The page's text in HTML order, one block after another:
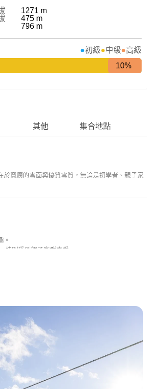
1271 m
475 m
796 m
初級 中級
高級
10%
攻略
其他 集合地點
寬廣的雪面與優質雪質，無論是初學者、親子家
。
特別受到親子客群喜愛。
快感。
適選擇。